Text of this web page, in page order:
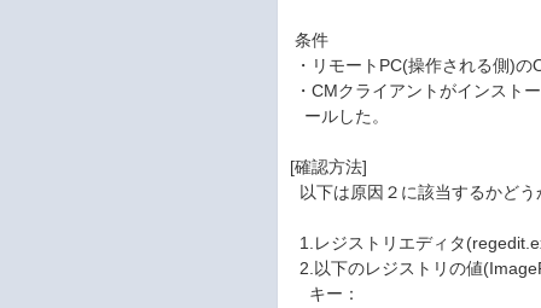
条件
・リモートPC(操作される側)
・CMクライアントがインスト
ールした。
[確認方法]
以下は原因２に該当するかど
1.レジストリエディタ
2.以下のレジストリの値
キー：